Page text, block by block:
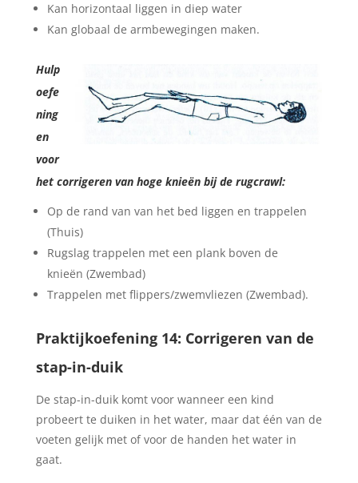
Kan horizontaal liggen in diep water
Kan globaal de armbewegingen maken.
Hulp
oefe
ning
en
voor
het corrigeren van hoge knieën bij de rugcrawl:
Op de rand van van het bed liggen en trappelen
(Thuis)
Rugslag trappelen met een plank boven de
knieën (Zwembad)
Trappelen met flippers/zwemvliezen (Zwembad).
Praktijkoefening 14: Corrigeren van de
stap-in-duik
De stap-in-duik komt voor wanneer een kind
probeert te duiken in het water, maar dat één van de
voeten gelijk met of voor de handen het water in
gaat.